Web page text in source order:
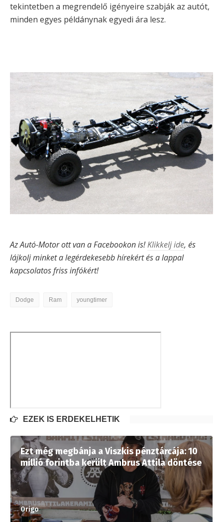
tekintetben a megrendelő igényeire szabják az autót,
minden egyes példánynak egyedi ára lesz.
Az Autó-Motor ott van a Facebookon is!Klikkelj ide, és
lájkolj minket a legérdekesebb hírekért és a lappal
kapcsolatos friss infókért!
Dodge Ram youngtimer
EZEK IS ÉRDEKELHETIK
Ezt még megbánja a Viszkis pénztárcája: 10
millió forintba került Ambrus Attila döntése
Origo